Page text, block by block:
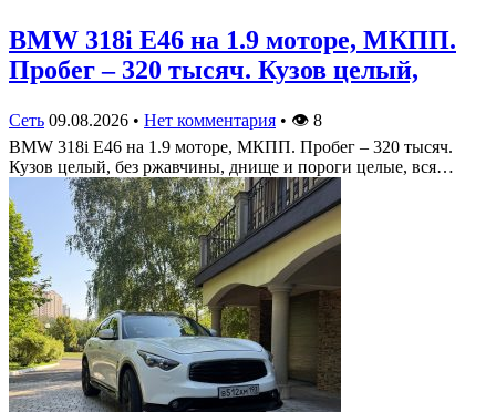
BMW 318i E46 на 1.9 моторе, МКПП.
Пробег – 320 тысяч. Кузов целый,
Сеть 09.08.2026 • Нет комментария • 👁 8
BMW 318i E46 на 1.9 моторе, МКПП. Пробег – 320 тысяч.
Кузов целый, без ржавчины, днище и пороги целые, вся…